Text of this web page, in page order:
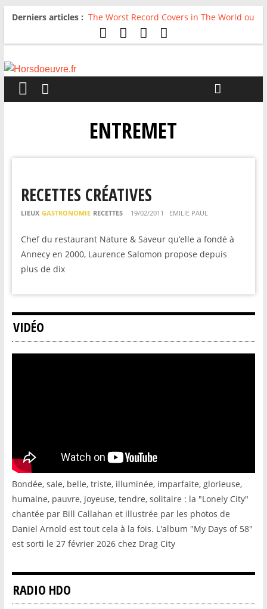
Derniers articles : The Worst Record Covers in The World ou
Comment rire du pire
Avril 2026 : C’est dans les vieux pots
For The First Time, Again : Tyler Ballgame
ENTREMET
RECETTES CRÉATIVES
LIEUX GASTRONOMIE RECETTES 19/02/2011 EMILIE PAUL
Chef du restaurant Nature & Saveur qu’elle a fondé à
Annecy en 2000, Laurence Salomon propose depuis
plus de dix
VIDÉO
Bondée, sale, belle, triste, illuminée, imparfaite, glorieuse,
humaine, pauvre, joyeuse, tendre, solitaire : la "Lonely City"
chantée par Bill Callahan et illustrée par les photos de
Daniel Arnold est tout cela à la fois. L'album "My Days of 58"
est sorti le 27 février 2026 chez Drag City
RADIO HDO